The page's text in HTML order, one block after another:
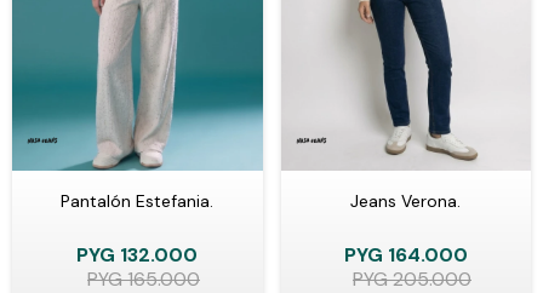
Pantalón Estefania.
PYG 132.000
PYG165.000
Jeans Verona.
PYG 164.000
PYG205.000